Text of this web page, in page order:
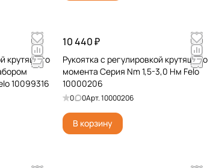
крутящего
10099316
10 440 ₽
Рукоятка c регулировкой крутящего
момента Серия Nm 1,5-3,0 Нм Felo
10000206
0 0Арт.10000206
В корзину